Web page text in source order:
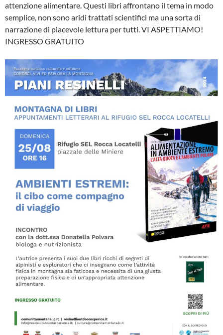
attenzione alimentare. Questi libri affrontano il tema in modo
semplice, non sono aridi trattati scientifici ma una sorta di
narrazione di piacevole lettura per tutti. VI ASPETTIAMO!
INGRESSO GRATUITO